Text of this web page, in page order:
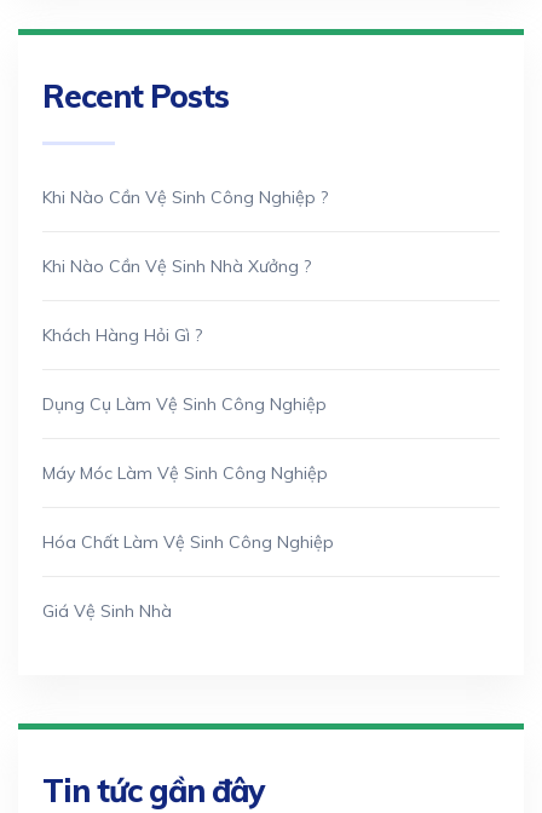
Recent Posts
Khi Nào Cần Vệ Sinh Công Nghiệp ?
Khi Nào Cần Vệ Sinh Nhà Xưởng ?
Khách Hàng Hỏi Gì ?
Dụng Cụ Làm Vệ Sinh Công Nghiệp
Máy Móc Làm Vệ Sinh Công Nghiệp
Hóa Chất Làm Vệ Sinh Công Nghiệp
Giá Vệ Sinh Nhà
Tin tức gần đây